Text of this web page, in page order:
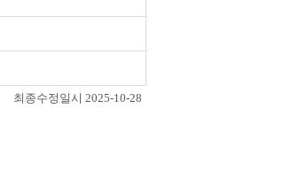
최종수정일시 2025-10-28